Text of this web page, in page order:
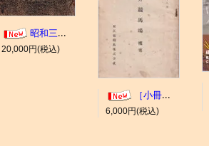
昭和三年十一月 御大典記念
20,000円(税込)
［小冊子］大井競馬場 概要
6,000円(税込)